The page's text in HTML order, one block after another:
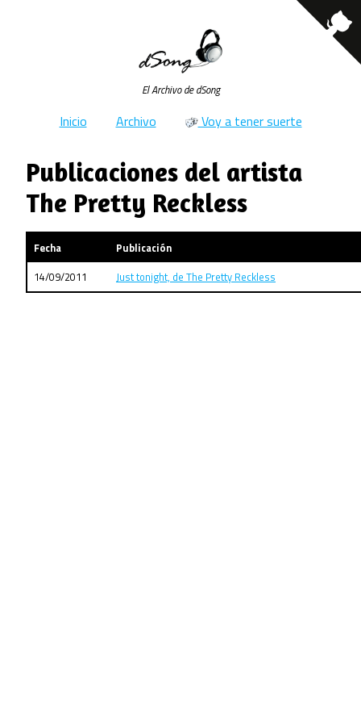
El Archivo de dSong
Inicio Archivo Voy a tener suerte
Publicaciones del artista
The Pretty Reckless
Fecha
Publicación
14/09/2011
Just tonight, de The Pretty Reckless